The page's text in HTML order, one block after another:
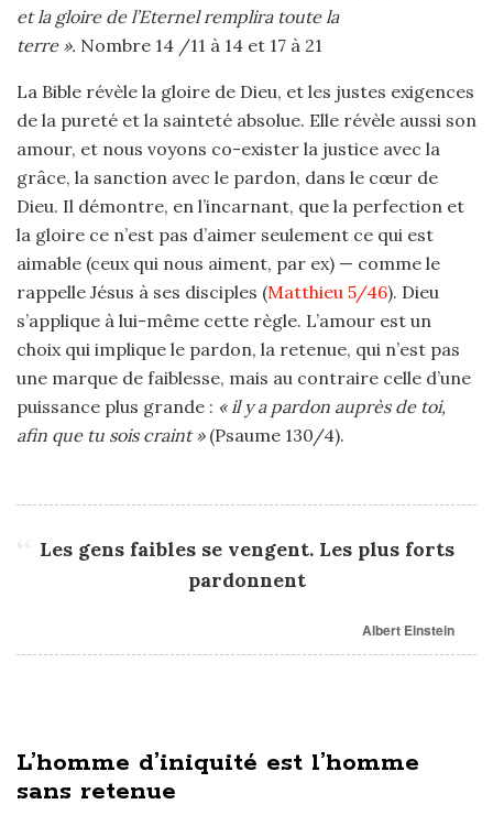
et la gloire de l’Eternel remplira toute la
terre ». Nombre 14 /11 à 14 et 17 à 21
La Bible révèle la gloire de Dieu, et les justes exigences
de la pureté et la sainteté absolue. Elle révèle aussi son
amour, et nous voyons co-exister la justice avec la
grâce, la sanction avec le pardon, dans le cœur de
Dieu. Il démontre, en l’incarnant, que la perfection et
la gloire ce n’est pas d’aimer seulement ce qui est
aimable (ceux qui nous aiment, par ex) — comme le
rappelle Jésus à ses disciples (Matthieu 5/46). Dieu
s’applique à lui-même cette règle. L’amour est un
choix qui implique le pardon, la retenue, qui n’est pas
une marque de faiblesse, mais au contraire celle d’une
puissance plus grande : « il y a pardon auprès de toi,
afin que tu sois craint » (Psaume 130/4).
Les gens faibles se vengent. Les plus forts
pardonnent
Albert Einstein
L’homme d’iniquité est l’homme
sans retenue